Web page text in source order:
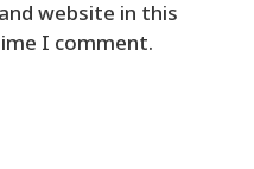
website in this
I comment.